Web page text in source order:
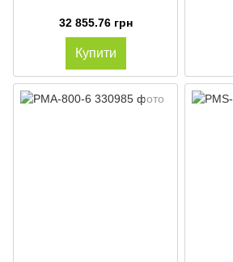
32 855.76 грн
Купити